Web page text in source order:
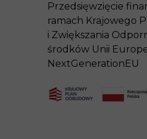
Przedsięwzięcie
ramach Krajowego
i Zwiększania
środków Unii
NextGenerationEU